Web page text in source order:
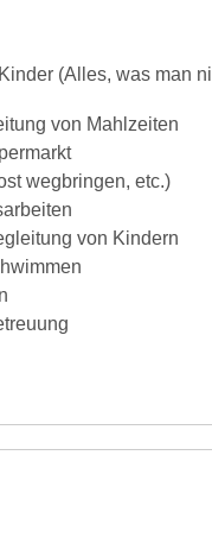
(Alles, was man
von Mahlzeiten
wegbringen, etc.)
von Kindern